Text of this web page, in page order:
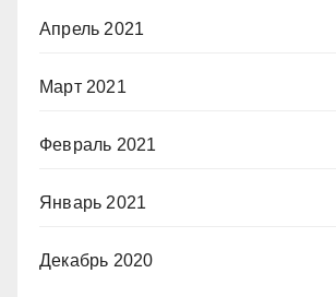
Апрель 2021
Март 2021
Февраль 2021
Январь 2021
Декабрь 2020